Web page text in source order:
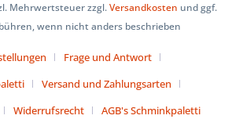
Mehrwertsteuer zzgl.Versandkosten und ggf.
wenn nicht anders beschrieben
Frage und Antwort
Versand und Zahlungsarten
Widerrufsrecht AGB's Schminkpaletti